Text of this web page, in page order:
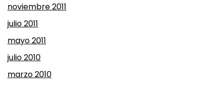
noviembre 2011
julio 2011
mayo 2011
julio 2010
marzo 2010